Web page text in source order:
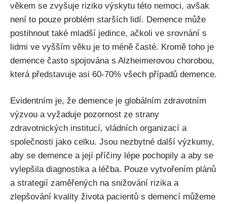
věkem se zvyšuje riziko výskytu této nemoci, avšak
není to pouze problém starších lidí. Demence může
postihnout také mladší jedince, ačkoli ve srovnání s
lidmi ve vyšším věku je to méně časté. Kromě toho je
demence často spojována s Alzheimerovou chorobou,
která představuje asi 60-70% všech případů demence.
Evidentním je, že demence je globálním zdravotním
výzvou a vyžaduje pozornost ze strany
zdravotnických institucí, vládních organizací a
společnosti jako celku. Jsou nezbytné další výzkumy,
aby se demence a její příčiny lépe pochopily a aby se
vylepšila diagnostika a léčba. Pouze vytvořením plánů
a strategií zaměřených na snižování rizika a
zlepšování kvality života pacientů s demencí můžeme